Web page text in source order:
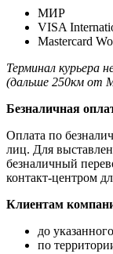
МИР
VISA
Mastercard
Терминал курьера
(дальше 250км от
Безналичная
Оплата по
лиц. Для
безналичный
контакт-центром
Клиентам
до
по